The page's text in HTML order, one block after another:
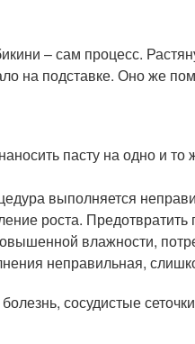
– сам процесс.
на подставке. Оно же
пасту на одно и
выполняется
роста.
влажности,
неправильная,
сосудистые